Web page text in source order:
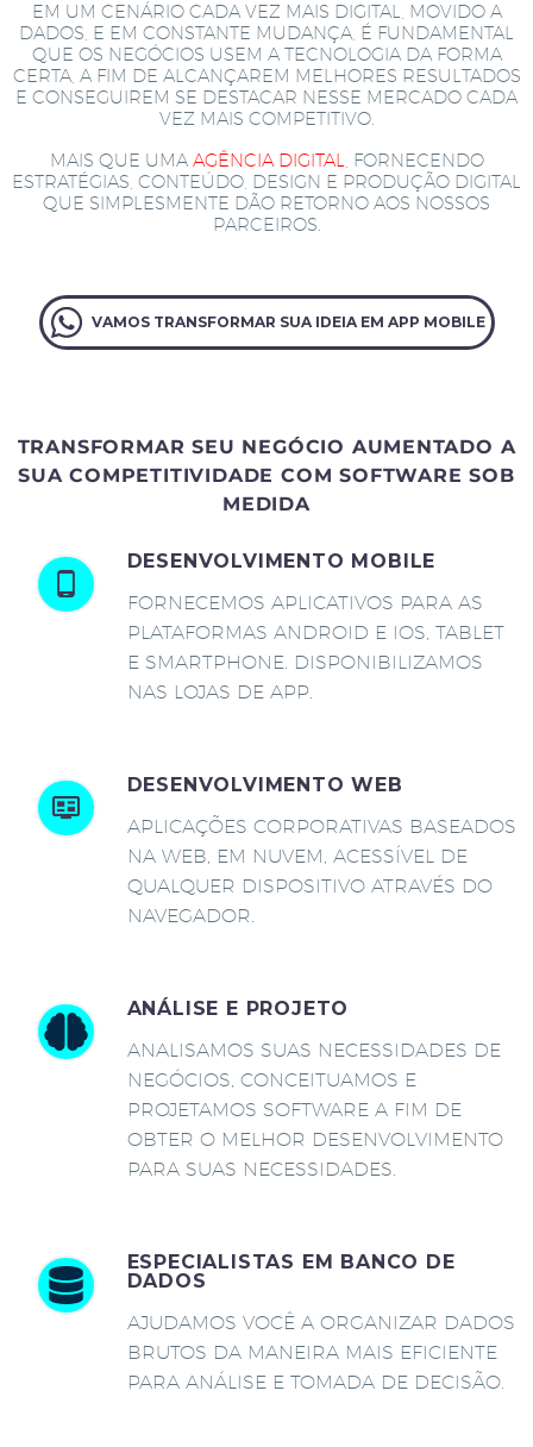
EM UM CENÁRIO CADA VEZ MAIS DIGITAL, MOVIDO A
DADOS, E EM CONSTANTE MUDANÇA, É FUNDAMENTAL
QUE OS NEGÓCIOS USEM A TECNOLOGIA DA FORMA
CERTA, A FIM DE ALCANÇAREM MELHORES RESULTADOS
E CONSEGUIREM SE DESTACAR NESSE MERCADO CADA
VEZ MAIS COMPETITIVO.
MAIS QUE UMA AGÊNCIA DIGITAL
, FORNECENDO
ESTRATÉGIAS, CONTEÚDO, DESIGN E PRODUÇÃO DIGITAL
QUE SIMPLESMENTE DÃO RETORNO AOS NOSSOS
PARCEIROS.
VAMOS TRANSFORMAR SUA IDEIA EM APP MOBILE
TRANSFORMAR SEU NEGÓCIO AUMENTADO A
SUA COMPETITIVIDADE COM SOFTWARE SOB
MEDIDA
DESENVOLVIMENTO MOBILE
FORNECEMOS APLICATIVOS PARA AS
PLATAFORMAS ANDROID E IOS, TABLET
E SMARTPHONE. DISPONIBILIZAMOS
NAS LOJAS DE APP.
DESENVOLVIMENTO WEB
APLICAÇÕES CORPORATIVAS BASEADOS
NA WEB, EM NUVEM, ACESSÍVEL DE
QUALQUER DISPOSITIVO ATRAVÉS DO
NAVEGADOR.
ANÁLISE E PROJETO
ANALISAMOS SUAS NECESSIDADES DE
NEGÓCIOS, CONCEITUAMOS E
PROJETAMOS SOFTWARE A FIM DE
OBTER O MELHOR DESENVOLVIMENTO
PARA SUAS NECESSIDADES.
ESPECIALISTAS EM BANCO DE
DADOS
AJUDAMOS VOCÊ A ORGANIZAR DADOS
BRUTOS DA MANEIRA MAIS EFICIENTE
PARA ANÁLISE E TOMADA DE DECISÃO.